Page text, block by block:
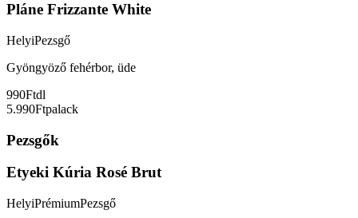
Pláne Frizzante White
HelyiPezsgő
Gyöngyöző fehérbor, üde
990Ftdl
5.990Ftpalack
Pezsgők
Etyeki Kúria Rosé Brut
HelyiPrémiumPezsgő